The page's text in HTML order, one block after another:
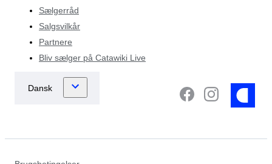
Sælgerråd
Salgsvilkår
Partnere
Bliv sælger på Catawiki Live